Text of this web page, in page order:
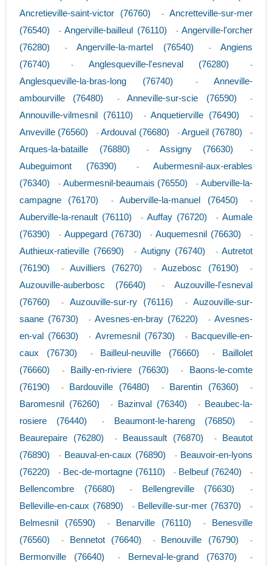
Ancretieville-saint-victor (76760) -Ancretteville-sur-mer
(76540)
-Angerville-bailleul (76110) -Angerville-l'orcher
(76280)
-Angerville-la-martel (76540) -Angiens
(76740)
- Anglesqueville-l'esneval (76280) -
Anglesqueville-la-bras-long (76740) -Anneville-
ambourville (76480)
-Anneville-sur-scie (76590) -
Annouville-vilmesnil (76110) -Anquetierville (76490) -
Anveville (76560) -Ardouval (76680) -Argueil (76780) -
Arques-la-bataille (76880) - Assigny (76630) -
Aubeguimont (76390) -Aubermesnil-aux-erables
(76340)
- Aubermesnil-beaumais (76550) -Auberville-la-
campagne (76170)
-Auberville-la-manuel (76450) -
Auberville-la-renault (76110) - Auffay (76720) -Aumale
(76390)
- Auppegard (76730) -Auquemesnil (76630) -
Authieux-ratieville (76690) - Autigny (76740) -Autretot
(76190)
- Auvilliers (76270) -Auzebosc (76190) -
Auzouville-auberbosc (76640) -Auzouville-l'esneval
(76760)
- Auzouville-sur-ry (76116) -Auzouville-sur-
saane (76730)
-Avesnes-en-bray (76220) -Avesnes-
en-val (76630)
- Avremesnil (76730) - Bacqueville-en-
caux (76730)
- Bailleul-neuville (76660) -
Baillolet
(76660)
- Bailly-en-riviere (76630) -
Baons-le-comte
(76190)
- Bardouville (76480) - Barentin (76360) -
Baromesnil (76260) - Bazinval (76340) -
Beaubec-la-
rosiere (76440)
- Beaumont-le-hareng (76850) -
Beaurepaire (76280) - Beaussault (76870) -
Beautot
(76890)
- Beauval-en-caux (76890) - Beauvoir-en-lyons
(76220)
- Bec-de-mortagne (76110) - Belbeuf (76240) -
Bellencombre (76680) - Bellengreville (76630) -
Belleville-en-caux (76890) - Belleville-sur-mer (76370) -
Belmesnil (76590) - Benarville (76110) -
Benesville
(76560)
- Bennetot (76640) - Benouville (76790) -
Bermonville (76640) - Berneval-le-grand (76370) -